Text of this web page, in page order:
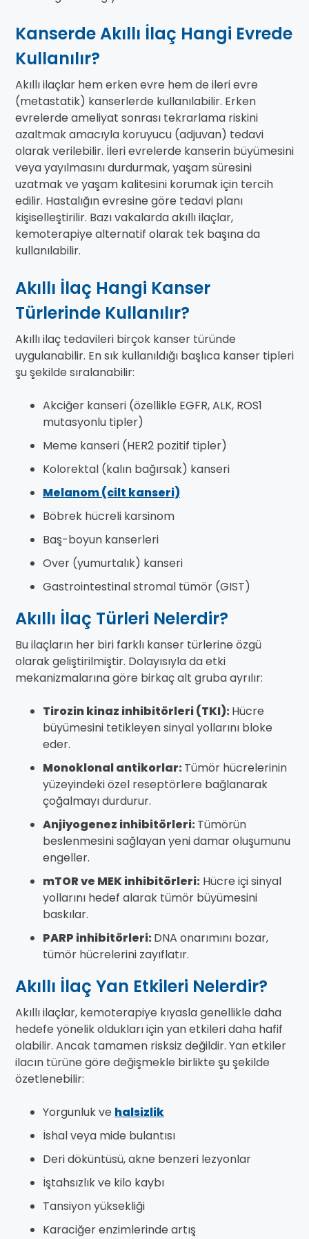
Kanserde Akıllı İlaç Hangi Evrede
Kullanılır?
Akıllı ilaçlar hem erken evre hem de ileri evre
(metastatik) kanserlerde kullanılabilir. Erken
evrelerde ameliyat sonrası tekrarlama riskini
azaltmak amacıyla koruyucu (adjuvan) tedavi
olarak verilebilir. İleri evrelerde kanserin büyümesini
veya yayılmasını durdurmak, yaşam süresini
uzatmak ve yaşam kalitesini korumak için tercih
edilir. Hastalığın evresine göre tedavi planı
kişiselleştirilir. Bazı vakalarda akıllı ilaçlar,
kemoterapiye alternatif olarak tek başına da
kullanılabilir.
Akıllı İlaç Hangi Kanser
Türlerinde Kullanılır?
Akıllı ilaç tedavileri birçok kanser türünde
uygulanabilir. En sık kullanıldığı başlıca kanser tipleri
şu şekilde sıralanabilir:
Akciğer kanseri (özellikle EGFR, ALK, ROS1
mutasyonlu tipler)
Meme kanseri (HER2 pozitif tipler)
Kolorektal (kalın bağırsak) kanseri
Melanom (cilt kanseri)
Böbrek hücreli karsinom
Baş-boyun kanserleri
Over (yumurtalık) kanseri
Gastrointestinal stromal tümör (GIST)
Akıllı İlaç Türleri Nelerdir?
Bu ilaçların her biri farklı kanser türlerine özgü
olarak geliştirilmiştir. Dolayısıyla da etki
mekanizmalarına göre birkaç alt gruba ayrılır:
Tirozin kinaz inhibitörleri (TKI):Hücre
büyümesini tetikleyen sinyal yollarını bloke
eder.
Monoklonal antikorlar:Tümör hücrelerinin
yüzeyindeki özel reseptörlere bağlanarak
çoğalmayı durdurur.
Anjiyogenez inhibitörleri:Tümörün
beslenmesini sağlayan yeni damar oluşumunu
engeller.
mTOR ve MEK inhibitörleri: Hücre içi sinyal
yollarını hedef alarak tümör büyümesini
baskılar.
PARP inhibitörleri:DNA onarımını bozar,
tümör hücrelerini zayıflatır.
Akıllı İlaç Yan Etkileri Nelerdir?
Akıllı ilaçlar, kemoterapiye kıyasla genellikle daha
hedefe yönelik oldukları için yan etkileri daha hafif
olabilir. Ancak tamamen risksiz değildir. Yan etkiler
ilacın türüne göre değişmekle birlikte şu şekilde
özetlenebilir:
Yorgunluk ve halsizlik
İshal veya mide bulantısı
Deri döküntüsü, akne benzeri lezyonlar
İştahsızlık ve kilo kaybı
Tansiyon yüksekliği
Karaciğer enzimlerinde artış